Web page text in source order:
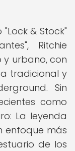
& Stock"
Ritchie
y urbano, con
tradicional y
Sin
como
La leyenda
enfoque más
de los